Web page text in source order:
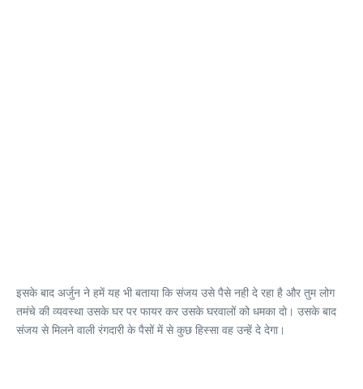
इसके बाद अर्जुन ने हमें यह भी बताया कि संजय उसे पैसे नही दे रहा है और तुम लोग
तमंचे की व्यवस्था उसके घर पर फायर कर उसके घरवालों को धमका दो। उसके बाद
संजय से मिलने वाली रंगदारी के पैसों में से कुछ हिस्सा वह उन्हें दे देगा।